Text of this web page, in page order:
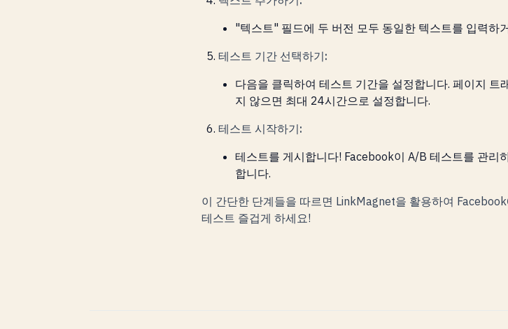
"텍스트" 필드에 두 버전 모두 동일한 텍스트를 입력하
테스트 기간 선택하기:
다음을 클릭하여 테스트 기간을 설정합니다. 페이지
지 않으면 최대 24시간으로 설정합니다.
테스트 시작하기:
테스트를 게시합니다! Facebook이 A/B 테스트를 관리
합니다.
이 간단한 단계들을 따르면 LinkMagnet을 활용하여
테스트 즐겁게 하세요!